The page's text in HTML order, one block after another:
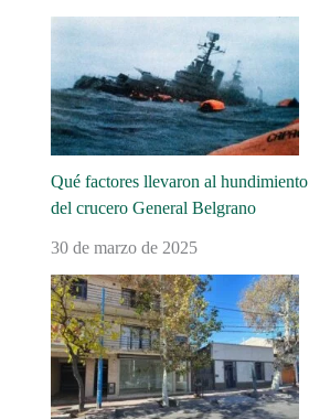
Qué factores llevaron al hundimiento
del crucero General Belgrano
30 de marzo de 2025